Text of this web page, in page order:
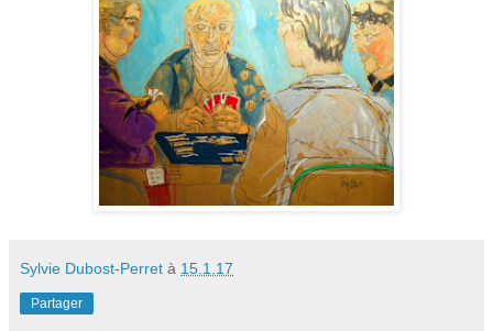
Sylvie Dubost-Perret à 15.1.17
Partager